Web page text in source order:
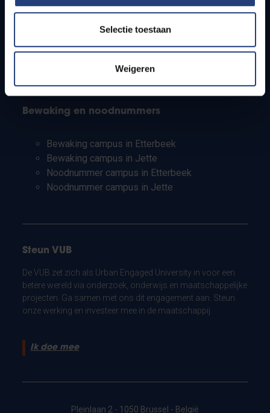
Selectie toestaan
Weigeren
Studenten
PhD-studenten
Leerkrachten en secundaire scholen
Bewaking en noodnummers
Bewaking campus in Etterbeek
Bewaking campus in Jette
Noodnummer campus in Etterbeek
Noodnummer campus in Jette
Steun VUB
De VUB zet zich als Urban Engaged University in voor een
betere wereld via onderzoek, onderwijs en maatschappelijke
projecten. Ga samen met ons dit engagement aan. Steun
onze werking en investeer mee in de maatschappij.
Ik doe mee
Pleinlaan 2 - 1050 Brussel - België